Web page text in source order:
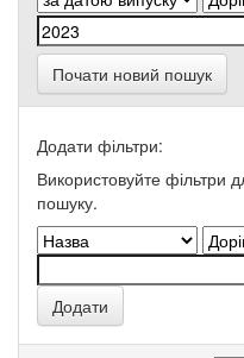
Почати новий пошук
Додати фільтри:
Використовуйте фільтри
пошуку.